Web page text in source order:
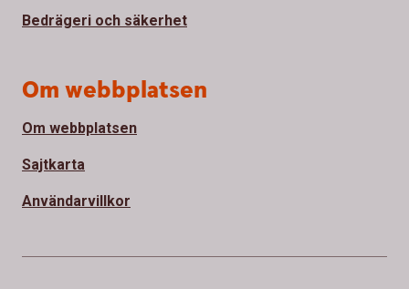
Bedrägeri och säkerhet
Om webbplatsen
Om webbplatsen
Sajtkarta
Användarvillkor